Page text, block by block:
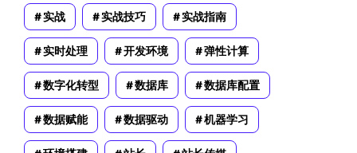
实战 实战技巧 实战指南
实时处理 开发环境 弹性计算
数字化转型 数据库 数据库配置
数据赋能 数据驱动 机器学习